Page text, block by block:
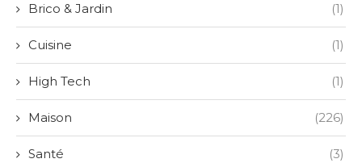
Brico & Jardin (1)
Cuisine (1)
High Tech (1)
Maison (226)
Santé (3)